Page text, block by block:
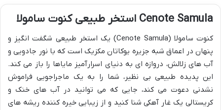
Cenote Samula استخر طبیعی کنوت سامولا
کنوت سامولا (Cenote Samula) یک استخر طبیعی شگفت انگیز و
پنهان در اعماق شبه جزیره یوکاتان مکزیک است که با نور جادویی و
آب های زلالش، دروازه ای به دنیای اسرارآمیز مایاها را باز می کند.
این پدیده طبیعی بی نظیر، شما را به یک ماجراجویی فراموش
نشدنی دعوت می کند، جایی که می توانید در آب های خنک و
کریستالی یک غار آهکی شنا کنید و از زیبایی خیره کننده ریشه های